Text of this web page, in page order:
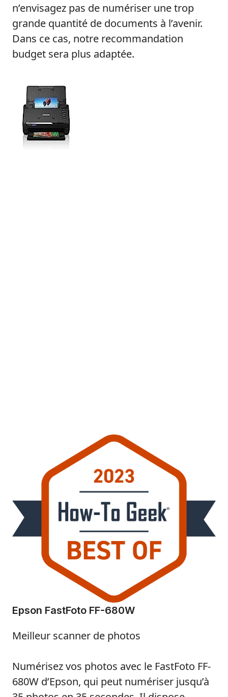
n’envisagez pas de numériser une trop
grande quantité de documents à l’avenir.
Dans ce cas, notre recommandation
budget sera plus adaptée.
Epson FastFoto FF-680W
Meilleur scanner de photos
Numérisez vos photos avec le FastFoto FF-
680W d’Epson, qui peut numériser jusqu’à